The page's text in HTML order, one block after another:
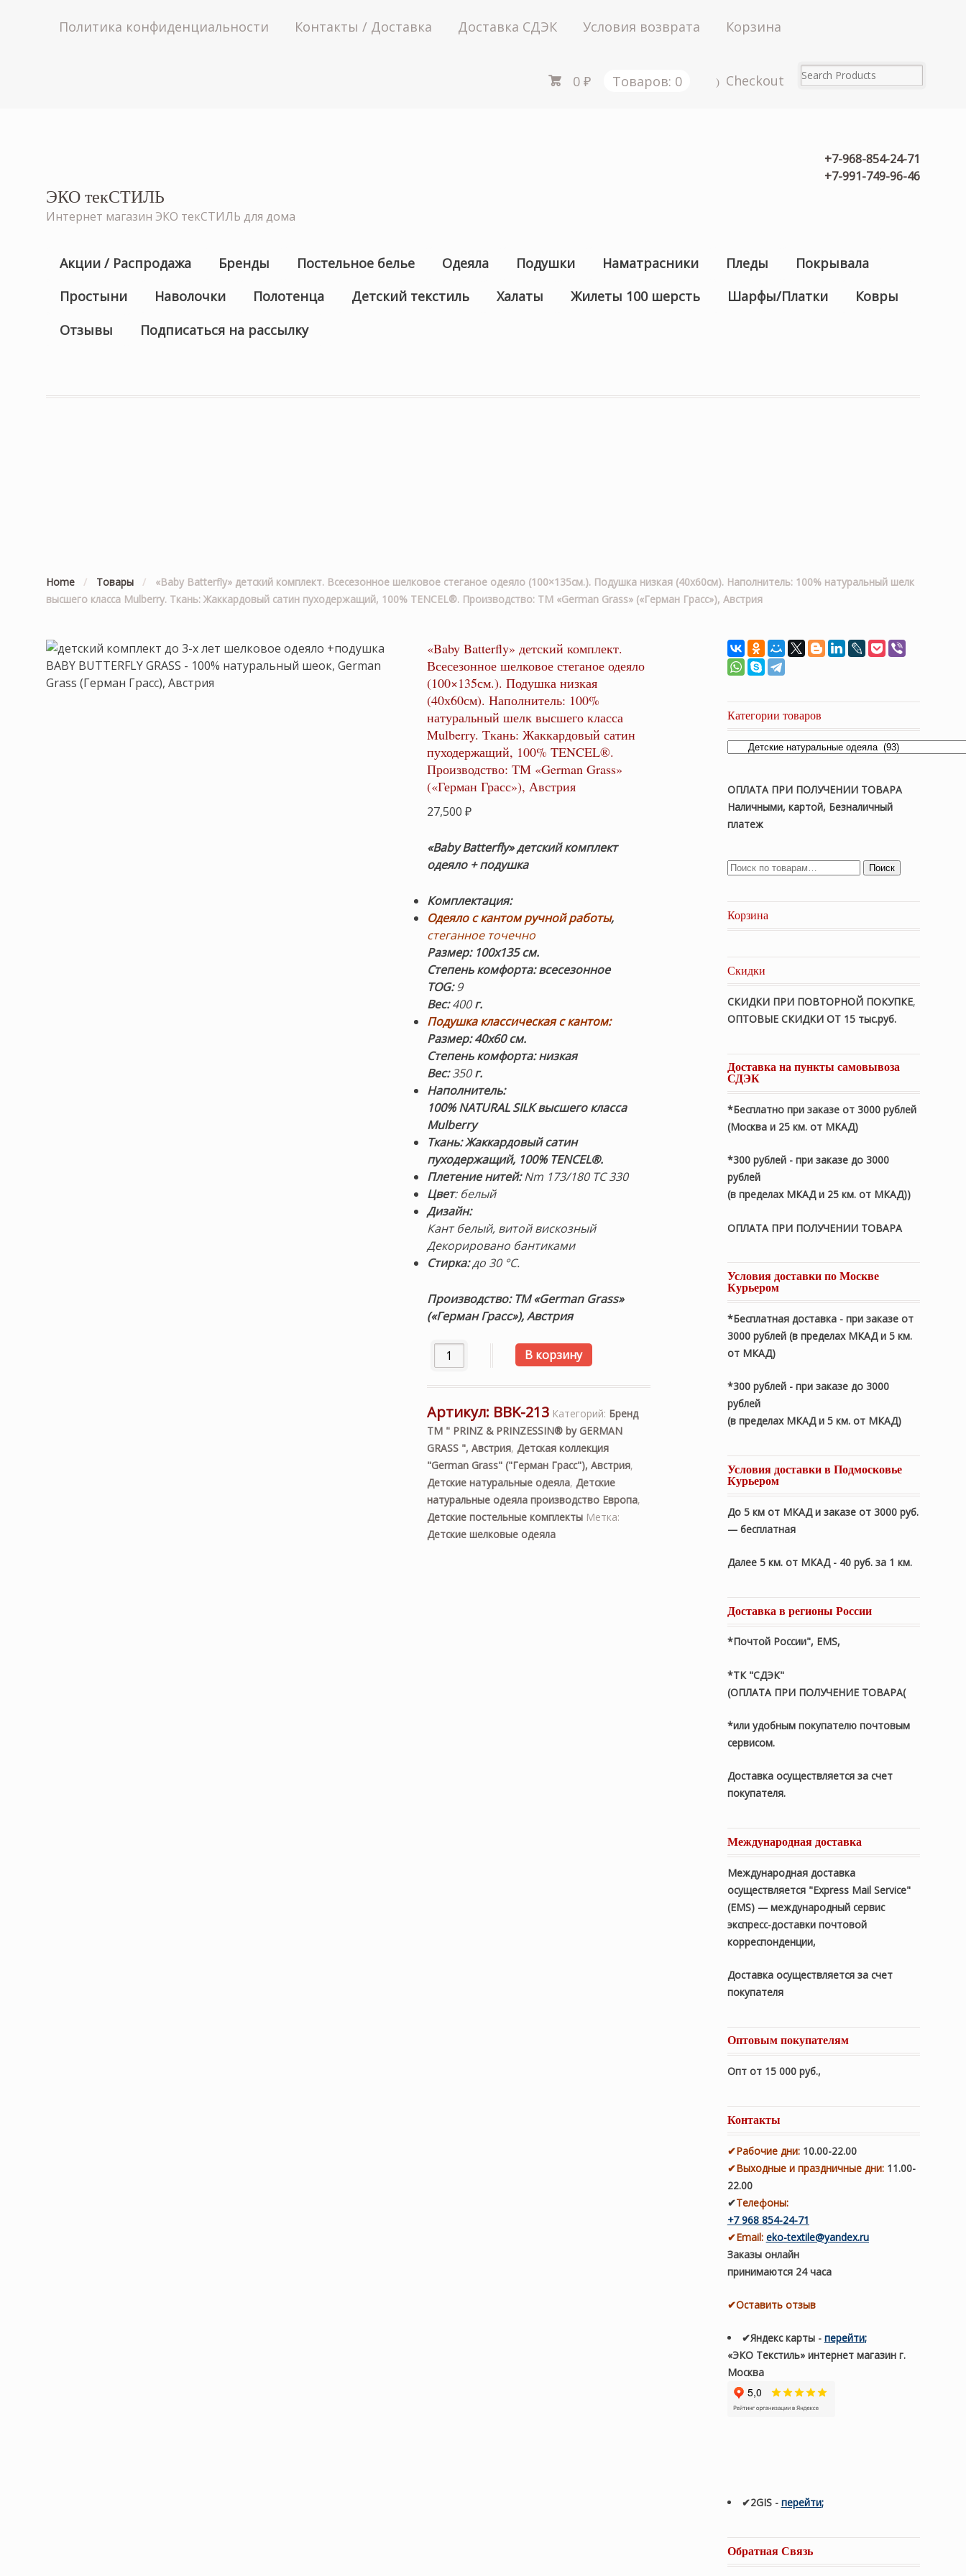
Политика конфиденциальности Контакты / Доставка Доставка СДЭК Условия возврата Корзина
0₽ Товаров: 0 Checkout
+7-968-854-24-71
+7-991-749-96-46
ЭКО текСТИЛЬ
Интернет магазин ЭКО текСТИЛЬ для дома
Акции / Распродажа Бренды Постельное белье Одеяла Подушки Наматрасники Пледы
Покрывала
Простыни
Наволочки Полотенца Детский текстиль Халаты Жилеты 100 шерсть Шарфы/Платки
Ковры
Отзывы
Подписаться на рассылку
Home / Товары /
«Baby Batterfly» детский комплект. Всесезонное шелковое стеганое одеяло (100×135см.). Подушка низкая (40х60см). Наполнитель: 100% натуральный шелк
высшего класса Mulberry. Ткань: Жаккардовый сатин пуходержащий, 100% TENCEL®. Производство: ТМ «German Grass» («Герман Грасс»), Австрия
«Baby Batterfly» детский комплект.
Всесезонное шелковое стеганое одеяло
(100×135см.). Подушка низкая
(40х60см). Наполнитель: 100%
натуральный шелк высшего класса
Mulberry. Ткань: Жаккардовый сатин
пуходержащий, 100% TENCEL®.
Производство: ТМ «German Grass»
(«Герман Грасс»), Австрия
27,500₽
«Baby Batterfly» детский комплект
одеяло + подушка
Комплектация:
Одеяло с кантом ручной работы,
стеганное точечно
Размер: 100х135 см.
Степень комфорта: всесезонное
TOG:9
Вес:400г.
Подушка классическая с кантом:
Размер: 40х60 см.
Степень комфорта: низкая
Вес:350г.
Наполнитель:
100% NATURAL SILK высшего класса
Mulberry
Ткань: Жаккардовый сатин
пуходержащий, 100% TENCEL®.
Плетение нитей:Nm 173/180 TC 330
Цвет: белый
Дизайн:
Кант белый, витой вискозный
Декорировано бантиками
Стирка:до 30 °C.
Производство: ТМ «German Grass»
(«Герман Грасс»), Австрия
Количество товара «Baby Batterfly» детский комплект. Всесезонное шелковое стеганое
В корзину
Артикул: BBK-213 Категорий: Бренд
ТМ " PRINZ & PRINZESSIN® by GERMAN
GRASS ", Австрия,Детская коллекция
"German Grass" ("Герман Грасс"), Австрия,
Детские натуральные одеяла,Детские
натуральные одеяла производство Европа,
Детские постельные комплекты Метка:
Детские шелковые одеяла
Категории товаров
ОПЛАТА ПРИ ПОЛУЧЕНИИ ТОВАРА
Наличными, картой, Безналичный
платеж
Поиск
Корзина
Скидки
СКИДКИ ПРИ ПОВТОРНОЙ ПОКУПКЕ,
ОПТОВЫЕ СКИДКИ ОТ 15 тыс.руб.
Доставка на пункты самовывоза
СДЭК
*Бесплатно при заказе от 3000 рублей
(Москва и 25 км. от МКАД)
*300 рублей - при заказе до 3000
рублей
(в пределах МКАД и 25 км. от МКАД))
ОПЛАТА ПРИ ПОЛУЧЕНИИ ТОВАРА
Условия доставки по Москве
Курьером
*Бесплатная доставка - при заказе от
3000 рублей (в пределах МКАД и 5 км.
от МКАД)
*300 рублей - при заказе до 3000
рублей
(в пределах МКАД и 5 км. от МКАД)
Условия доставки в Подмосковье
Курьером
До 5 км от МКАД и заказе от 3000 руб.
— бесплатная
Далее 5 км. от МКАД - 40 руб. за 1 км.
Доставка в регионы России
*Почтой России", EMS,
*ТК "СДЭК"
(ОПЛАТА ПРИ ПОЛУЧЕНИЕ ТОВАРА(
*или удобным покупателю почтовым
сервисом.
Доставка осуществляется за счет
покупателя.
Международная доставка
Международная доставка
осуществляется "Express Mail Service"
(EMS) — международный сервис
экспресс-доставки почтовой
корреспонденции,
Доставка осуществляется за счет
покупателя
Оптовым покупателям
Опт от 15 000 руб.,
Контакты
✔Рабочие дни: 10.00-22.00
✔Выходные и праздничные дни:11.00-
22.00
✔Телефоны:
+7 968 854-24-71
✔Email: eko-textile@yandex.ru
Заказы онлайн
принимаются 24 часа
✔Оставить отзыв
✔Яндекс карты- перейти;
«ЭКО Текстиль» интернет магазин г.
Москва
✔2GIS- перейти;
Обратная Связь